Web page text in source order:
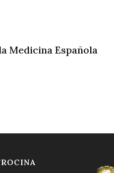
Medicina Española